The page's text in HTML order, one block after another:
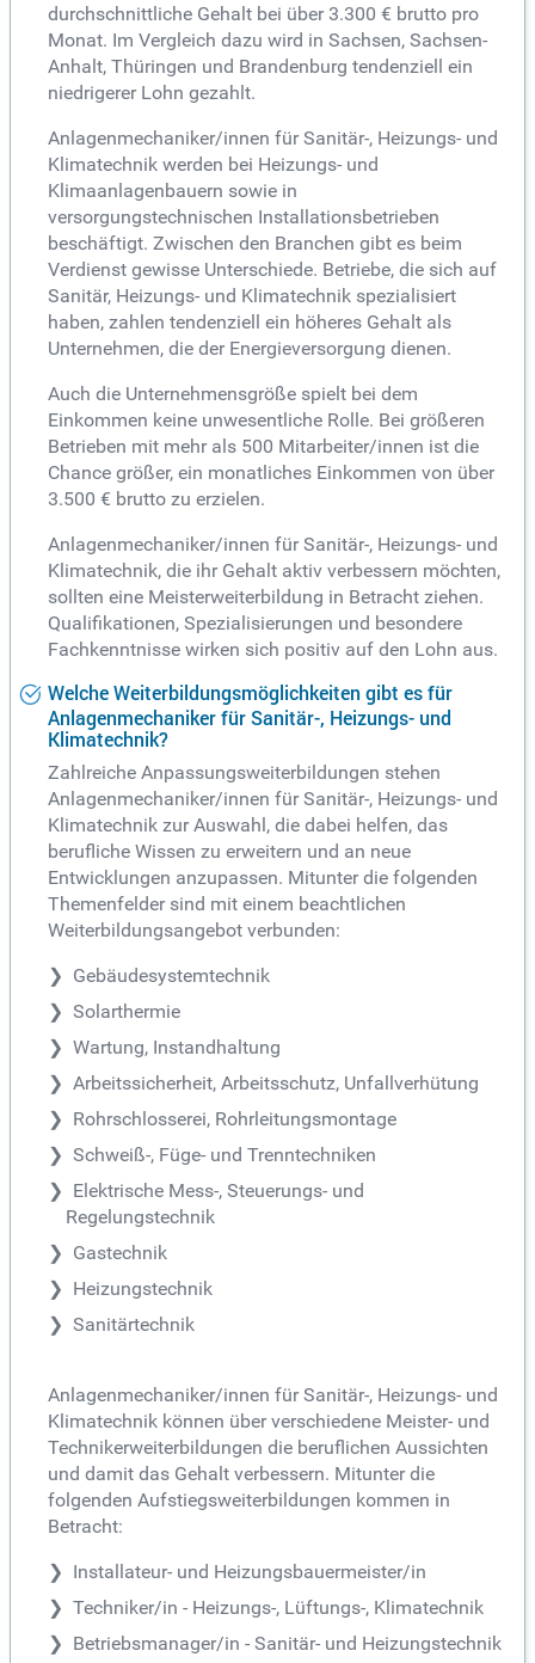
durchschnittliche Gehalt bei über 3.300 € brutto pro
Monat. Im Vergleich dazu wird in Sachsen, Sachsen-
Anhalt, Thüringen und Brandenburg tendenziell ein
niedrigerer Lohn gezahlt.
Anlagenmechaniker/innen für Sanitär-, Heizungs- und
Klimatechnik werden bei Heizungs- und
Klimaanlagenbauern sowie in
versorgungstechnischen Installationsbetrieben
beschäftigt. Zwischen den Branchen gibt es beim
Verdienst gewisse Unterschiede. Betriebe, die sich auf
Sanitär, Heizungs- und Klimatechnik spezialisiert
haben, zahlen tendenziell ein höheres Gehalt als
Unternehmen, die der Energieversorgung dienen.
Auch die Unternehmensgröße spielt bei dem
Einkommen keine unwesentliche Rolle. Bei größeren
Betrieben mit mehr als 500 Mitarbeiter/innen ist die
Chance größer, ein monatliches Einkommen von über
3.500 € brutto zu erzielen.
Anlagenmechaniker/innen für Sanitär-, Heizungs- und
Klimatechnik, die ihr Gehalt aktiv verbessern möchten,
sollten eine Meisterweiterbildung in Betracht ziehen.
Qualifikationen, Spezialisierungen und besondere
Fachkenntnisse wirken sich positiv auf den Lohn aus.
Welche Weiterbildungsmöglichkeiten gibt es für
Anlagenmechaniker für Sanitär-, Heizungs- und
Klimatechnik?
Zahlreiche Anpassungsweiterbildungen stehen
Anlagenmechaniker/innen für Sanitär-, Heizungs- und
Klimatechnik zur Auswahl, die dabei helfen, das
berufliche Wissen zu erweitern und an neue
Entwicklungen anzupassen. Mitunter die folgenden
Themenfelder sind mit einem beachtlichen
Weiterbildungsangebot verbunden:
Gebäudesystemtechnik
Solarthermie
Wartung, Instandhaltung
Arbeitssicherheit, Arbeitsschutz, Unfallverhütung
Rohrschlosserei, Rohrleitungsmontage
Schweiß-, Füge- und Trenntechniken
Elektrische Mess-, Steuerungs- und
Regelungstechnik
Gastechnik
Heizungstechnik
Sanitärtechnik
Anlagenmechaniker/innen für Sanitär-, Heizungs- und
Klimatechnik können über verschiedene Meister- und
Technikerweiterbildungen die beruflichen Aussichten
und damit das Gehalt verbessern. Mitunter die
folgenden Aufstiegsweiterbildungen kommen in
Betracht:
Installateur- und Heizungsbauermeister/in
Techniker/in - Heizungs-, Lüftungs-, Klimatechnik
Betriebsmanager/in - Sanitär- und Heizungstechnik